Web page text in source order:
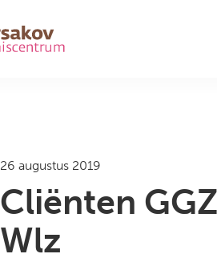
26 augustus 2019
Cliënten
Wlz